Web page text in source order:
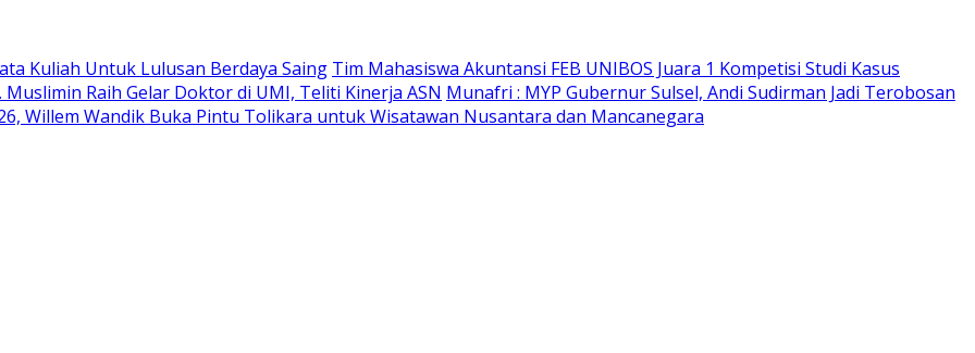
Kuliah Untuk Lulusan Berdaya Saing Tim Mahasiswa Akuntansi FEB UNIBOS Juara 1 Kompetisi Studi Kasus
Muslimin Raih Gelar Doktor di UMI, Teliti Kinerja ASN Munafri : MYP Gubernur Sulsel, Andi Sudirman Jadi Terobosan
Willem Wandik Buka Pintu Tolikara untuk Wisatawan Nusantara dan Mancanegara